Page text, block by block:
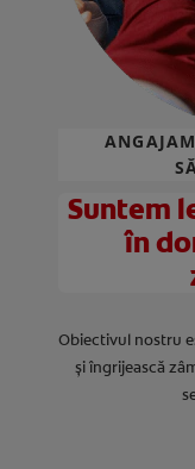
Suntem
în
Obiectivul nostru
și îngrijească